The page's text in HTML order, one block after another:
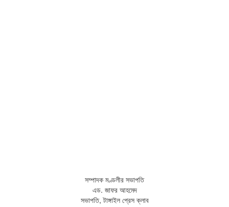
সম্পাদক মণ্ডলীর সভাপতি
এড. জাফর আহমেদ
সভাপতি, টাঙ্গাইল প্রেস ক্লাব